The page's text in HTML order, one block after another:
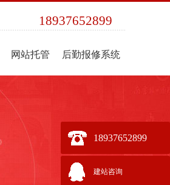
18937652899
网站托管 后勤报修系统
18937652899
建站咨询